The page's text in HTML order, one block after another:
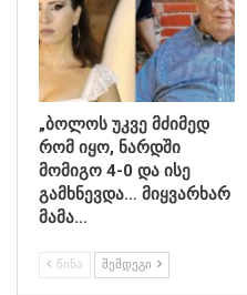
„ბოლოს უკვე მძიმედ
რომ იყო, ნარდში
მომიგო 4-0 და ისე
გამხნევდა… მიყვარხარ
მამა…
ᲬᲘᲜᲐ ᲨᲔᲛᲓᲔᲒᲘ